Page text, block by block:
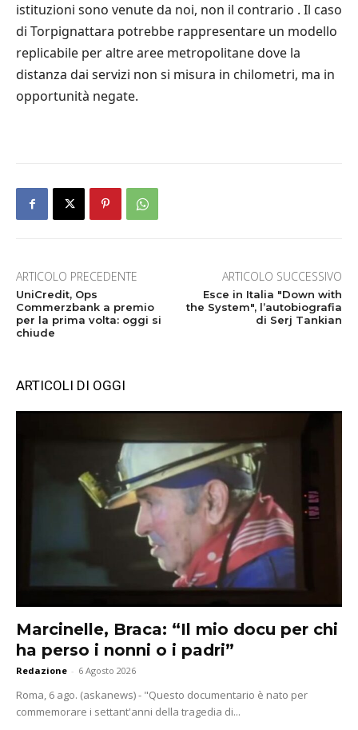
istituzioni sono venute da noi, non il contrario . Il caso
di Torpignattara potrebbe rappresentare un modello
replicabile per altre aree metropolitane dove la
distanza dai servizi non si misura in chilometri, ma in
opportunità negate.
ARTICOLO PRECEDENTE
UniCredit, Ops
Commerzbank a premio
per la prima volta: oggi si
chiude
ARTICOLO SUCCESSIVO
Esce in Italia "Down with
the System", l’autobiografia
di Serj Tankian
ARTICOLI DI OGGI
Marcinelle, Braca: “Il mio docu per chi
ha perso i nonni o i padri”
Redazione - 6 Agosto 2026
Roma, 6 ago. (askanews) - "Questo documentario è nato per
commemorare i settant'anni della tragedia di...